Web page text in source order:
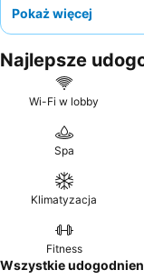
pełnym zwiedzania.
bufet śniadaniowy.
warto poprosić o
Pokaż więcej
Najlepsze
Wi-Fi w lobby
Spa
Klimatyzacja
Fitness
Wszystkie